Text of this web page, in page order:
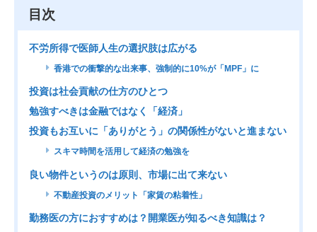
目次
不労所得で医師人生の選択肢は広がる
香港での衝撃的な出来事、強制的に10%が「MPF」に
投資は社会貢献の仕方のひとつ
勉強すべきは金融ではなく「経済」
投資もお互いに「ありがとう」の関係性がないと進まない
スキマ時間を活用して経済の勉強を
良い物件というのは原則、市場に出て来ない
不動産投資のメリット「家賃の粘着性」
勤務医の方におすすめは？開業医が知るべき知識は？